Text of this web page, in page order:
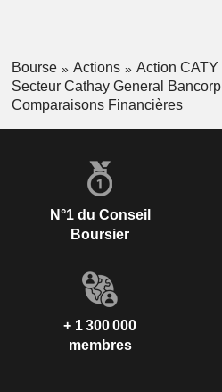
Bourse Actions
Action CATY
Secteur Cathay General Bancorp
Comparaisons Financières
N°1 du Conseil
Boursier
+ 1 300 000
membres